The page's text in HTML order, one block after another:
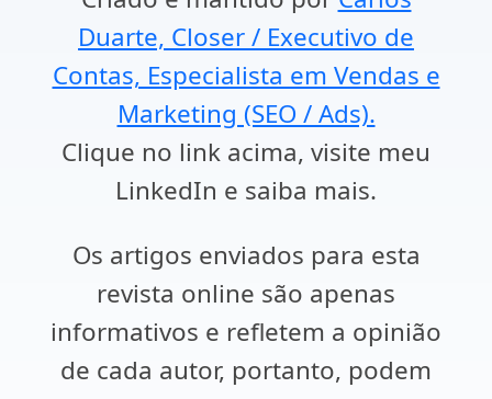
Duarte, Closer / Executivo de
Contas, Especialista em Vendas e
Marketing (SEO / Ads).
Clique no link acima, visite meu
LinkedIn e saiba mais.
Os artigos enviados para esta
revista online são apenas
informativos e refletem a opinião
de cada autor, portanto, podem